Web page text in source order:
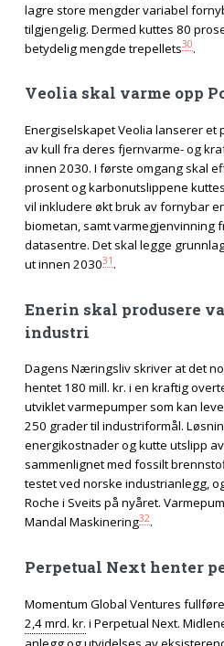
lagre store mengder variabel
tilgjengelig. Dermed kuttes 80
betydelig mengde trepellets30.
Veolia skal varme opp
Energiselskapet Veolia lanserer et
av kull fra deres fjernvarme- og
innen 2030. I første omgang skal
prosent og karbonutslippene
vil inkludere økt bruk av fornybar
biometan, samt varmegjenvinning
datasentre. Det skal legge
ut innen 203031.
Enerin skal produsere
industri
Dagens Næringsliv skriver at det
hentet 180 mill. kr. i en kraftig
utviklet varmepumper som kan
250 grader til industriformål.
energikostnader og kutte utslipp
sammenlignet med fossilt
testet ved norske industrianlegg,
Roche i Sveits på nyåret.
Mandal Maskinering32.
Perpetual Next henter
Momentum Global Ventures
2,4 mrd. kr. i Perpetual Next.